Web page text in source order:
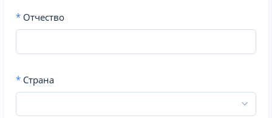
* Отчество
* Страна